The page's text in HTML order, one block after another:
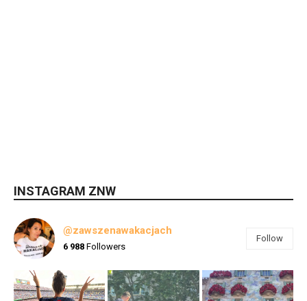
INSTAGRAM ZNW
@zawszenawakacjach
6 988 Followers
Follow